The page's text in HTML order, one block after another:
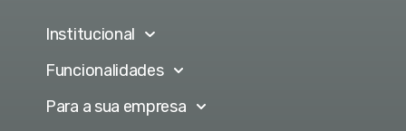
Institucional
Funcionalidades
Para a sua empresa